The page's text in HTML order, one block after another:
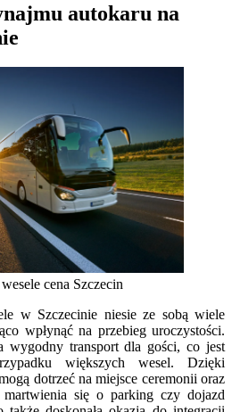
autokaru na
cena Szczecin
w Szczecinie niesie ze sobą wiele
wpłynąć na przebieg uroczystości.
wygodny transport dla gości, co jest
większych wesel. Dzięki
dotrzeć na miejsce ceremonii oraz
martwienia się o parking czy dojazd